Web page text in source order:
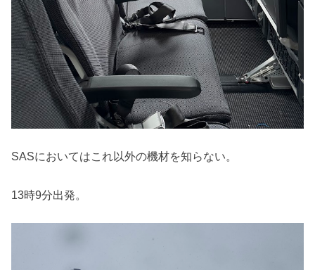
SASにおいてはこれ以外の機材を知らない。
13時9分出発。